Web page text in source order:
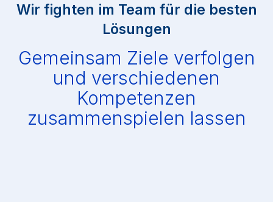
Wir fighten im Team für die besten
Lösungen
Gemeinsam Ziele verfolgen
und verschiedenen
Kompetenzen
zusammenspielen lassen